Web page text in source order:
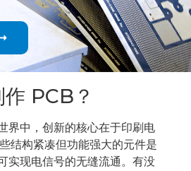
作 PCB？
界中，创新的核心在于印刷电
结构紧凑但功能强大的元件是
实现电信号的无缝流通。有没